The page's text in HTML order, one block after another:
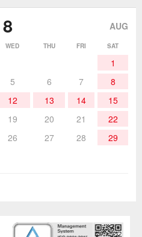
8 AUG
WED THU FRI SAT
1
5 6 7
8
12 13 14
15
19 20 21
22
26 27 28
29